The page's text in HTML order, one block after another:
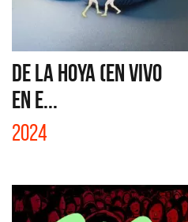
DE LA HOYA (EN VIVO
EN E...
2024